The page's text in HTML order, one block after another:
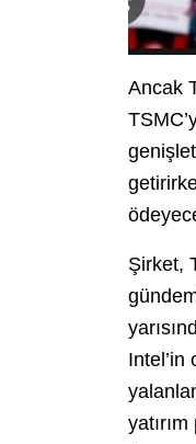
Ancak
Şirket,
Intel’in